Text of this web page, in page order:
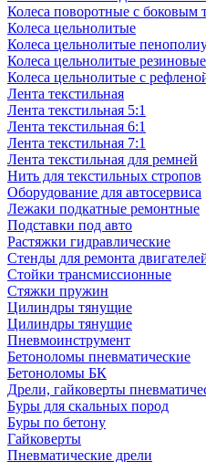
Колеса поворотные c боковым
Колеса цельнолитые
Колеса цельнолитые
Колеса цельнолитые резиновые
Колеса цельнолитые с
Лента текстильная
Лента текстильная 5:1
Лента текстильная 6:1
Лента текстильная 7:1
Лента текстильная для ремней
Нить для текстильных стропов
Оборудование для автосервиса
Лежаки подкатные ремонтные
Подставки под авто
Растяжки гидравлические
Стенды для ремонта
Стойки трансмиссионные
Стяжки пружин
Цилиндры тянущие
Цилиндры тянущие
Пневмоинструмент
Бетоноломы пневматические
Бетоноломы БК
Дрели, гайковерты
Буры для скальных пород
Буры по бетону
Гайковерты
Пневматические дрели